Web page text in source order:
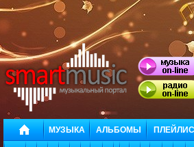
МУЗЫКА АЛЬБОМЫ